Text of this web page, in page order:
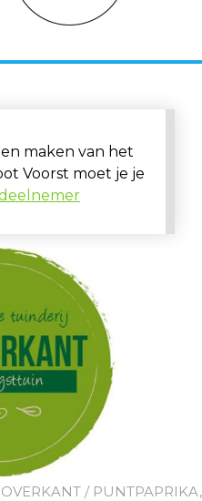
maken van het
Voorst moet je je
OVERKANT / PUNTPAPRIKA,